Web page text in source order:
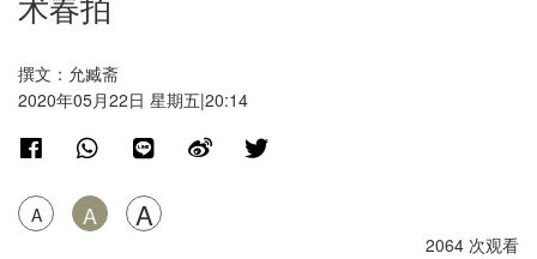
撰文：允臧斋
2020年05月22日 星期五|20:14
A A A
2064 次观看